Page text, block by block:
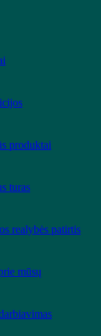
produktai
turas
realybės patirtis
mūsų